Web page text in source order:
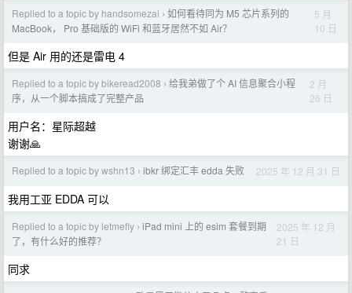
Replied to a topic by handsomezai › 如何看待同为 M5 芯片系列的
MacBook， Pro 基础版的 WiFi 和蓝牙居然不如 Air？
5 月
10 日
但是 Air 用的还是雷电 4
Replied to a topic by bikeread2008 › 给我弟做了个 AI 信息聚合小程
序，从一个脚本搞成了完整产品
2 月
26 日
用户名：星际超越
谢谢🙏
Replied to a topic by wshn13 › ibkr 绑定汇丰 edda 失败 2025 年 12 月 31 日
我用工亚 EDDA 可以
Replied to a topic by letmefly › iPad mini 上的 esim 套餐到期
了，有什么好的推荐？
2025 年 12 月
21 日
同求